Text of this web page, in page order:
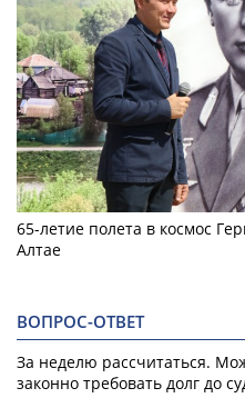
65-летие полета в космос
Алтае
ВОПРОС-ОТВЕТ
За неделю рассчитаться.
законно требовать долг до